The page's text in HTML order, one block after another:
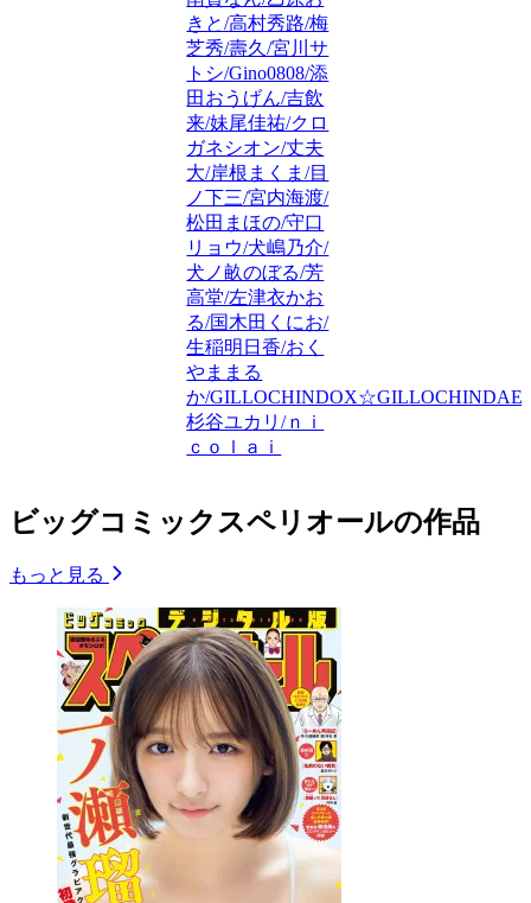
きと/高村秀路/梅
芝秀/壽久/宮川サ
トシ/Gino0808/添
田おうげん/吉飲
来/妹尾佳祐/クロ
ガネシオン/丈夫
大/岸根まくま/目
ノ下三/宮内海渡/
松田まほの/守口
リョウ/犬嶋乃介/
犬ノ畝のぼる/芳
高堂/左津衣かお
る/国木田くにお/
生稲明日香/おく
やままる
か/GILLOCHINDOX☆GILLOCHINDAE/
杉谷ユカリ/ｎｉ
ｃｏｌａｉ
ビッグコミックスペリオールの作品
もっと見る